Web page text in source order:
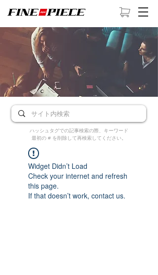
ハッシュタグでの記事検索の際、キーワード
最初の # を削除して再検索してください。
Widget Didn’t Load
Check your internet and refresh
this page.
If that doesn’t work, contact us.